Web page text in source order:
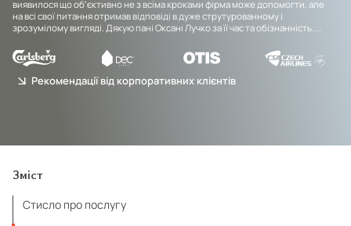
виявилося що обʼєктивно не з всіма кроками фірма може допомогти, але
на всі свої питання отримав відповіді в дуже струтурованному і
зрозумілому вигляді. Дякую пані Оксані Лучко за її час та обізнанність....
Рекомендації від корпоративних клієнтів
Зміст
Стисло про послугу